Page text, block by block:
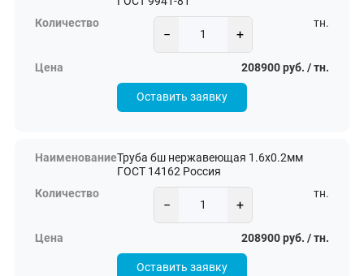
− +
тн.
208900 руб. / тн.
Оставить заявку
Труба бш нержавеющая 1.6х0.2мм
ГОСТ 14162 Россия
− +
тн.
208900 руб. / тн.
Оставить заявку